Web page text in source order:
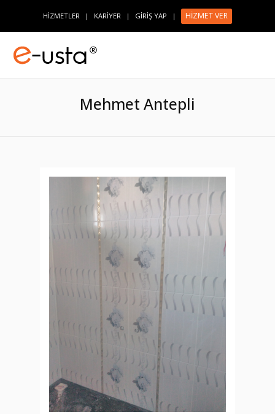
HİZMETLER | KARİYER | GİRİŞ YAP | HİZMET VER
Mehmet Antepli